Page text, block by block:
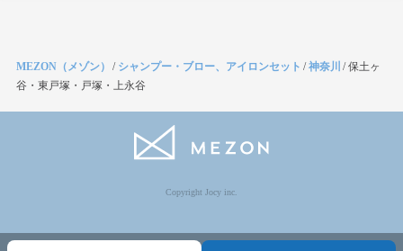
MEZON（メゾン） / シャンプー・ブロー、アイロンセット /神奈川 /保土ヶ
谷・東戸塚・戸塚・上永谷
Copyright Jocy inc.